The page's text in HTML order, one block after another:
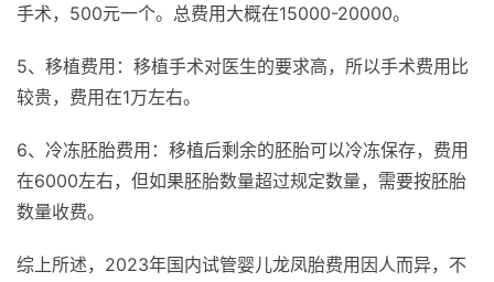
手术，500元一个。总费用大概在15000-20000。
5、移植费用：移植手术对医生的要求高，所以手术费用比
较贵，费用在1万左右。
6、冷冻胚胎费用：移植后剩余的胚胎可以冷冻保存，费用
在6000左右，但如果胚胎数量超过规定数量，需要按胚胎
数量收费。
综上所述，2023年国内试管婴儿龙凤胎费用因人而异，不